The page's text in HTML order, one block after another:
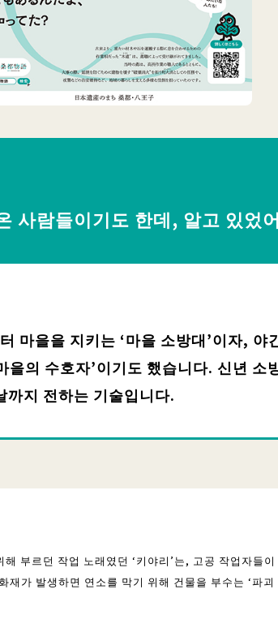
사람들이기도 한데, 알고 있었
마을을 지키는 ‘마을 소방대’이자, 야
의 수호자’이기도 했습니다. 신년 소
까지 전하는 기술입니다.
부르던 작업 노래였던 ‘키야리’는, 고공 작업자들
가 발생하면 연소를 막기 위해 건물을 부수는 ‘파